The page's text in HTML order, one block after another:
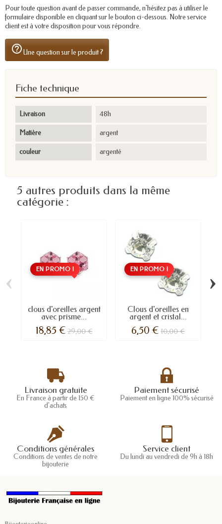
Pour toute question avant de passer commande, n'hésitez pas à utiliser le
formulaire disponible en cliquant sur le bouton ci-dessous. Notre service
client est à votre disposition pour vous répondre.
help_outlineUne question sur le produit ?
Fiche technique
Livraison 48h
Matière argent
couleur argenté
5 autres produits dans la même
catégorie :
EN PROMO !
clous d'oreilles argent
avec prisme...
18,85 €29,00 €
EN PROMO !
Clous d'oreilles en
argent et cristal...
6,50 € 10,00 €
‹ ›
Livraison gratuite
En France à partir de 150 €
d'achats
Paiement sécurisé
Paiement en ligne 100% sécurisé
Conditions générales
Conditions de ventes de notre
bijouterie
Service client
Du lundi au vendredi de 9h à 18h